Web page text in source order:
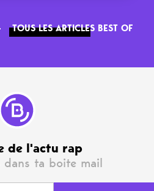
TOUS LES ARTICLES BEST OF
de l'actu rap
dans ta boite mail